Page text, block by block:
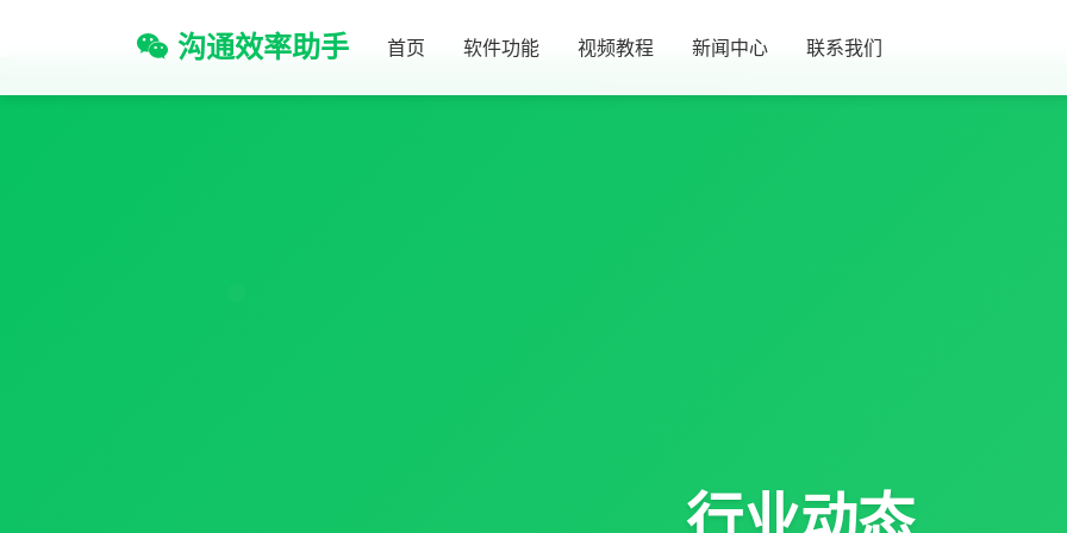
沟通效率助手 首页 软件功能 视频教程 新闻中心 联系我们
行业动态